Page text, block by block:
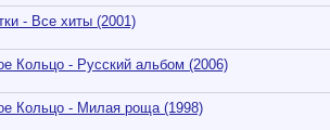
- Все хиты (2001)
Кольцо - Русский альбом (2006)
Кольцо - Милая роща (1998)